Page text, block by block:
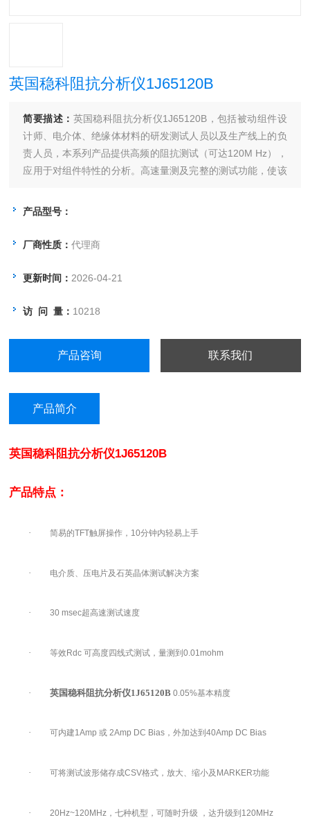
英国稳科阻抗分析仪1J65120B
简要描述： 英国稳科阻抗分析仪1J65120B，包括被动组件设
计师、电介体、绝缘体材料的研发测试人员以及生产线上的负
责人员，本系列产品提供高频的阻抗测试（可达120M Hz），
应用于对组件特性的分析。高速量测及完整的测试功能，使该
据，大型TFT触摸显示屏令该产品更为简单易用，精细的扫描
产品型号：
厂商性质：代理商
更新时间： 2026-04-21
访 问 量： 10218
产品咨询 联系我们
产品简介
英国稳科阻抗分析仪1J65120B
产品特点：
·简易的TFT触屏操作，10分钟内轻易上手
· 电介质、压电片及石英晶体测试解决方案
·30 msec超高速测试速度
·等效Rdc 可高度四线式测试，量测到0.01mohm
·英国稳科阻抗分析仪1J65120B 0.05%基本精度
·可内建1Amp 或 2Amp DC Bias，外加达到40Amp DC Bias
·可将测试波形储存成CSV格式，放大、缩小及MARKER功能
· 20Hz~120MHz ，七种机型，可随时升级 ，达升级到120MHz